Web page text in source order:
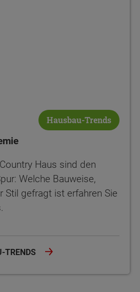
Hausbau-Trends
Haus sind den
Welche Bauweise,
Stil gefragt ist erfahren Sie
TRENDS